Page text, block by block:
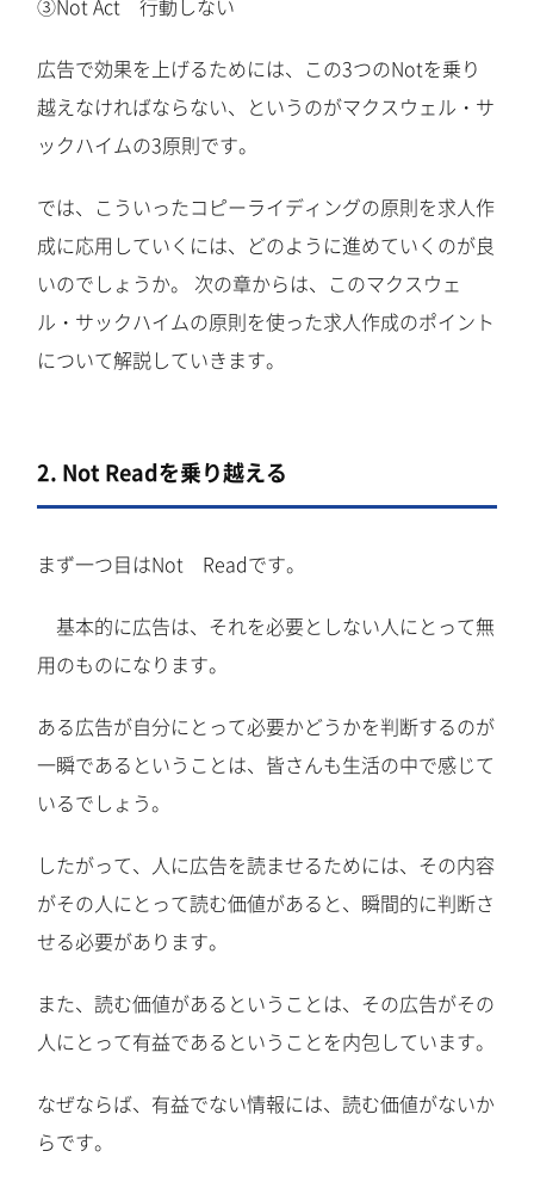
③Not Act 行動しない
広告で効果を上げるためには、この3つのNotを乗り
越えなければならない、というのがマクスウェル・サ
ックハイムの3原則です。
では、こういったコピーライディングの原則を求人作
成に応用していくには、どのように進めていくのが良
いのでしょうか。 次の章からは、このマクスウェ
ル・サックハイムの原則を使った求人作成のポイント
について解説していきます。
2. Not Readを乗り越える
まず一つ目はNot Readです。
基本的に広告は、それを必要としない人にとって無
用のものになります。
ある広告が自分にとって必要かどうかを判断するのが
一瞬であるということは、皆さんも生活の中で感じて
いるでしょう。
したがって、人に広告を読ませるためには、その内容
がその人にとって読む価値があると、瞬間的に判断さ
せる必要があります。
また、読む価値があるということは、その広告がその
人にとって有益であるということを内包しています。
なぜならば、有益でない情報には、読む価値がないか
らです。